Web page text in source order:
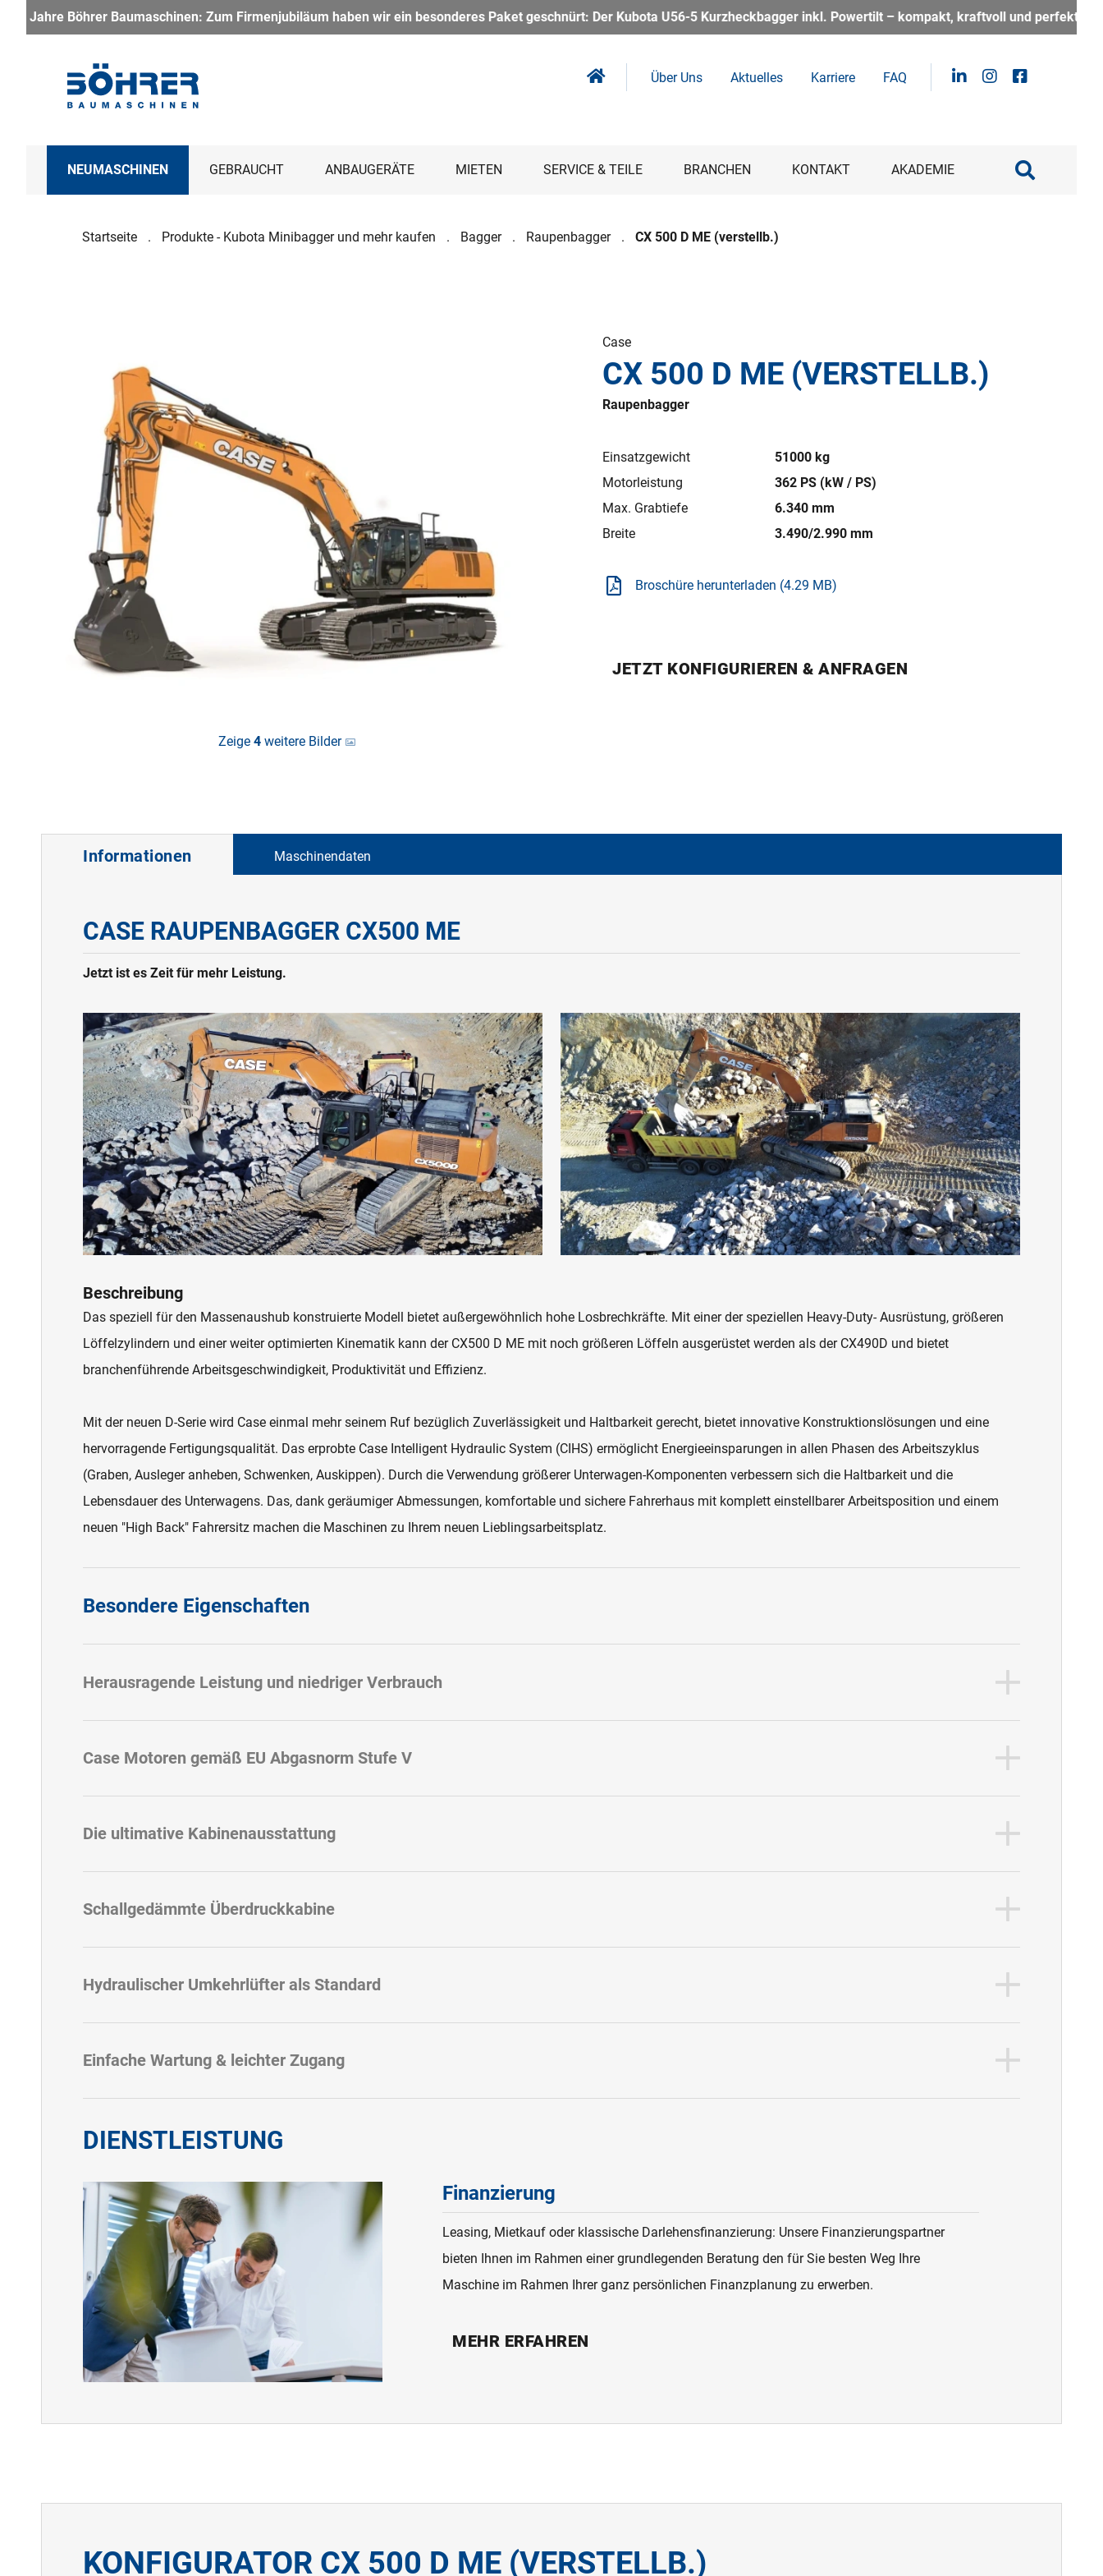
Zum Firmenjubiläum haben wir ein besonderes Paket geschnürt: Der Kubota U56-5 Kurzheckbagger inkl. Powertilt – kompakt, kraftvoll und perfekt für alle, die auf der Baustelle
Über Uns Aktuelles Karriere FAQ
NEUMASCHINEN GEBRAUCHT ANBAUGERÄTE MIETEN SERVICE & TEILE BRANCHEN KONTAKT AKADEMIE
Startseite Produkte - Kubota Minibagger und mehr kaufen Bagger Raupenbagger CX 500 D ME (verstellb.)
Case
CX 500 D ME (VERSTELLB.)
Raupenbagger
Zeige4 weitere Bilder
Einsatzgewicht
51000 kg
Motorleistung
362 PS (kW / PS)
Max. Grabtiefe
6.340 mm
Breite
3.490/2.990 mm
Broschüre herunterladen (4.29 MB)
JETZT KONFIGURIEREN & ANFRAGEN
Informationen Maschinendaten
CASE RAUPENBAGGER CX500 ME
Jetzt ist es Zeit für mehr Leistung.
Beschreibung
Das speziell für den Massenaushub konstruierte Modell bietet außergewöhnlich hohe Losbrechkräfte. Mit einer der speziellen Heavy-Duty- Ausrüstung, größeren
Löffelzylindern und einer weiter optimierten Kinematik kann der CX500 D ME mit noch größeren Löffeln ausgerüstet werden als der CX490D und bietet
branchenführende Arbeitsgeschwindigkeit, Produktivität und Effizienz.
Mit der neuen D-Serie wird Case einmal mehr seinem Ruf bezüglich Zuverlässigkeit und Haltbarkeit gerecht, bietet innovative Konstruktionslösungen und eine
hervorragende Fertigungsqualität. Das erprobte Case Intelligent Hydraulic System (CIHS) ermöglicht Energieeinsparungen in allen Phasen des Arbeitszyklus
(Graben, Ausleger anheben, Schwenken, Auskippen). Durch die Verwendung größerer Unterwagen-Komponenten verbessern sich die Haltbarkeit und die
Lebensdauer des Unterwagens. Das, dank geräumiger Abmessungen, komfortable und sichere Fahrerhaus mit komplett einstellbarer Arbeitsposition und einem
neuen "High Back" Fahrersitz machen die Maschinen zu Ihrem neuen Lieblingsarbeitsplatz.
Besondere Eigenschaften
Herausragende Leistung und niedriger Verbrauch
Case Motoren gemäß EU Abgasnorm Stufe V
Die ultimative Kabinenausstattung
Schallgedämmte Überdruckkabine
Hydraulischer Umkehrlüfter als Standard
Einfache Wartung & leichter Zugang
DIENSTLEISTUNG
Finanzierung
Leasing, Mietkauf oder klassische Darlehensfinanzierung: Unsere Finanzierungspartner
bieten Ihnen im Rahmen einer grundlegenden Beratung den für Sie besten Weg Ihre
Maschine im Rahmen Ihrer ganz persönlichen Finanzplanung zu erwerben.
MEHR ERFAHREN
KONFIGURATOR CX 500 D ME (VERSTELLB.)